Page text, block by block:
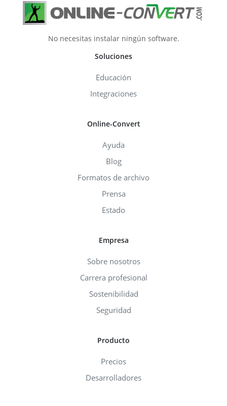
No necesitas instalar ningún software.
Soluciones
Educación
Integraciones
Online-Convert
Ayuda
Blog
Formatos de archivo
Prensa
Estado
Empresa
Sobre nosotros
Carrera profesional
Sostenibilidad
Seguridad
Producto
Precios
Desarrolladores